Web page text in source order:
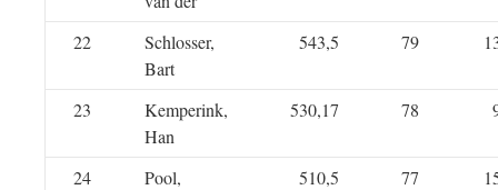
22
Schlosser,
Bart
543,5 79
23
Kemperink,
Han
530,17 78
24
Pool,
510,5 77